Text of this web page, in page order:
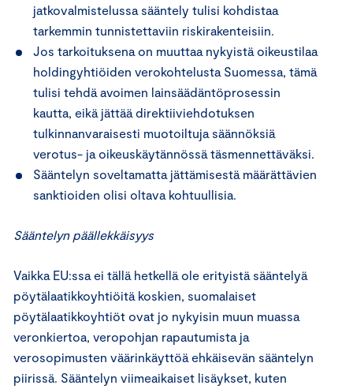
jatkovalmistelussa sääntely tulisi kohdistaa
tarkemmin tunnistettaviin riskirakenteisiin.
Jos tarkoituksena on muuttaa nykyistä oikeustilaa
holdingyhtiöiden verokohtelusta Suomessa, tämä
tulisi tehdä avoimen lainsäädäntöprosessin
kautta, eikä jättää direktiiviehdotuksen
tulkinnanvaraisesti muotoiltuja säännöksiä
verotus- ja oikeuskäytännössä täsmennettäväksi.
Sääntelyn soveltamatta jättämisestä määrättävien
sanktioiden olisi oltava kohtuullisia.
Sääntelyn päällekkäisyys
Vaikka EU:ssa ei tällä hetkellä ole erityistä sääntelyä
pöytälaatikkoyhtiöitä koskien, suomalaiset
pöytälaatikkoyhtiöt ovat jo nykyisin muun muassa
veronkiertoa, veropohjan rapautumista ja
verosopimusten väärinkäyttöä ehkäisevän sääntelyn
piirissä. Sääntelyn viimeaikaiset lisäykset, kuten